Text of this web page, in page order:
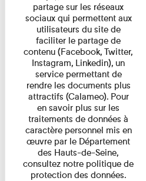
partage sur les réseaux
sociaux qui permettent aux
utilisateurs du site de
faciliter le partage de
contenu (Facebook, Twitter,
Instagram, Linkedin), un
service permettant de
rendre les documents plus
attractifs (Calameo). Pour
en savoir plus sur les
traitements de données à
caractère personnel mis en
œuvre par le Département
des Hauts-de-Seine,
consultez notre politique de
protection des données.